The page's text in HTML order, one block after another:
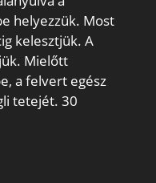
helyezzük. Most
kelesztjük. A
Mielőtt
a felvert egész
tetejét. 30